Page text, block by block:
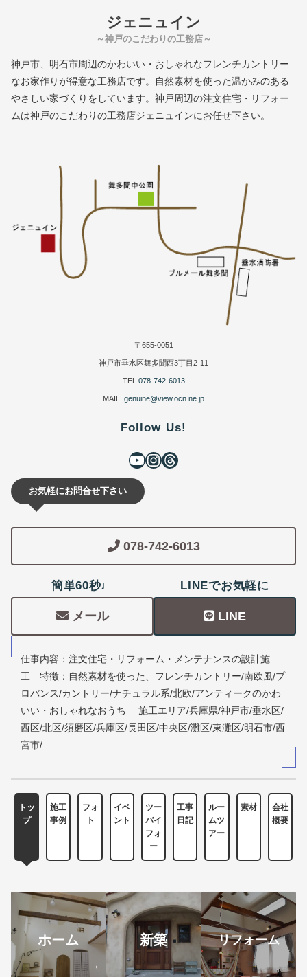
ジェニュイン
～神戸のこだわりの工務店～
神戸市、明石市周辺のかわいい・おしゃれなフレンチカントリー
なお家作りが得意な工務店です。自然素材を使った温かみのある
やさしい家づくりをしています。神戸周辺の注文住宅・リフォー
ムは神戸のこだわりの工務店ジェニュインにお任せ下さい。
〒655-0051
神戸市垂水区舞多聞西3丁目2-11
TEL 078-742-6013
MAIL genuine@view.ocn.ne.jp
Follow Us!
お気軽にお問合せ下さい
078-742-6013
簡単60秒♩
メール
LINEでお気軽に
LINE
仕事内容：注文住宅・リフォーム・メンテナンスの設計施
工 特徴：自然素材を使った、フレンチカントリー/南欧風/プ
ロバンス/カントリー/ナチュラル系/北欧/アンティークのかわ
いい・おしゃれなおうち 施工エリア/兵庫県/神戸市/垂水区/
西区/北区/須磨区/兵庫区/長田区/中央区/灘区/東灘区/明石市/西
宮市/
トッ
プ
施工
事例
フォ
ト
イベ
ント
ツー
バイ
フォ
ー
工事
日記
ルー
ムツ
アー
素材
会社
概要
ホーム
→
新築
→
リフォーム
→